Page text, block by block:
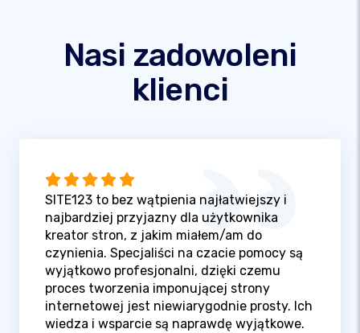
Nasi zadowoleni
klienci
SITE123 to bez wątpienia najłatwiejszy i
najbardziej przyjazny dla użytkownika
kreator stron, z jakim miałem/am do
czynienia. Specjaliści na czacie pomocy są
wyjątkowo profesjonalni, dzięki czemu
proces tworzenia imponującej strony
internetowej jest niewiarygodnie prosty. Ich
wiedza i wsparcie są naprawdę wyjątkowe.